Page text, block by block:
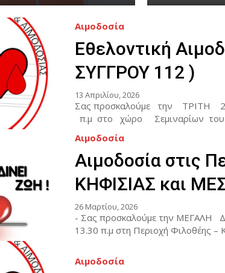
Αιμοδοσία
Eθελοντική
ΣΥΓΓΡΟΥ 112 )
13 Απριλίου, 2026
Σας προσκαλούμε την
π.μ στο χώρο Σεμιναρίων
Αιμοδοσία
Αιμοδοσία στις
ΚΗΦΙΣΙΑΣ και
26 Μαρτίου, 2026
- Σας προσκαλούμε την
Αιμοδοσία